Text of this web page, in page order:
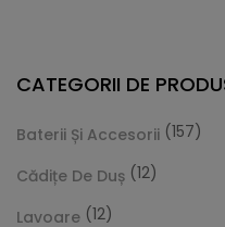
CATEGORII DE
Baterii Și Accesorii (157)
Cădițe De Duș (12)
Lavoare (12)